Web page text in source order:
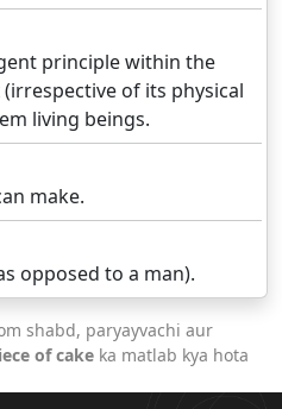
principle within the
of its physical
living beings.
make.
opposed to a man).
shabd, paryayvachi aur
of cake ka matlab kya hota